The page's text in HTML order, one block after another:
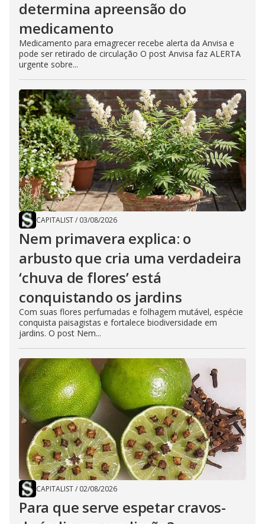
determina apreensão do
medicamento
Medicamento para emagrecer recebe alerta da Anvisa e
pode ser retirado de circulação O post Anvisa faz ALERTA
urgente sobre...
CAPITALIST/ 03/08/2026
Nem primavera explica: o
arbusto que cria uma verdadeira
‘chuva de flores’ está
conquistando os jardins
Com suas flores perfumadas e folhagem mutável, espécie
conquista paisagistas e fortalece biodiversidade em
jardins. O post Nem...
CAPITALIST/ 02/08/2026
Para que serve espetar cravos-